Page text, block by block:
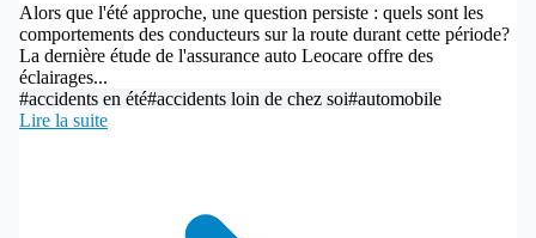
Alors que l'été approche, une question persiste : quels sont les
comportements des conducteurs sur la route durant cette période?
La dernière étude de l'assurance auto Leocare offre des
éclairages...
#accidents en été#accidents loin de chez soi#automobile
Lire la suite